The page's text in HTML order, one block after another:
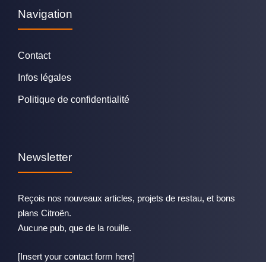
Navigation
Contact
Infos légales
Politique de confidentialité
Newsletter
Reçois nos nouveaux articles, projets de restau, et bons
plans Citroën.
Aucune pub, que de la rouille.
[Insert your contact form here]